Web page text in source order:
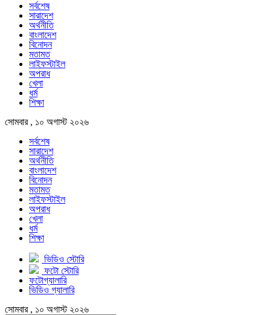
সর্বশেষ
সারাদেশ
অর্থনীতি
বাংলাদেশ
বিনোদন
মতামত
লাইফস্টাইল
অপরাধ
খেলা
ধর্ম
শিক্ষা
সোমবার , ১০ অগাস্ট ২০২৬
সর্বশেষ
সারাদেশ
অর্থনীতি
বাংলাদেশ
বিনোদন
মতামত
লাইফস্টাইল
অপরাধ
খেলা
ধর্ম
শিক্ষা
ভিডিও স্টোরি
ফটো স্টোরি
ফটোগ্যালারি
ভিডিও গ্যালারি
সোমবার , ১০ অগাস্ট ২০২৬